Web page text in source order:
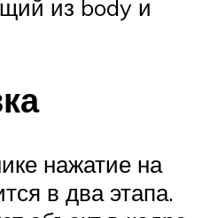
из body и
нажатие на
в два этапа.